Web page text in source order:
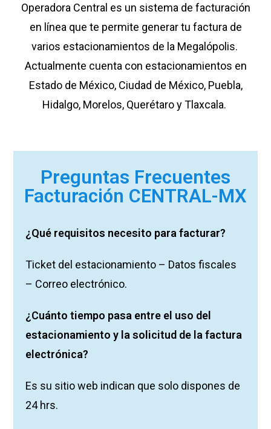
Operadora Central es un sistema de facturación
en línea que te permite generar tu factura de
varios estacionamientos de la Megalópolis.
Actualmente cuenta con estacionamientos en
Estado de México, Ciudad de México, Puebla,
Hidalgo, Morelos, Querétaro y Tlaxcala.
Preguntas Frecuentes
Facturación CENTRAL-MX
¿Qué requisitos necesito para facturar?
Ticket del estacionamiento – Datos fiscales
– Correo electrónico.
¿Cuánto tiempo pasa entre el uso del
estacionamiento y la solicitud de la factura
electrónica?
Es su sitio web indican que solo dispones de
24 hrs.